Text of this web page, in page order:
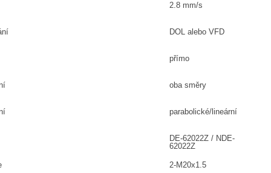
2.8 mm/s
DOL alebo VFD
přímo
oba směry
parabolické/lineární
DE-62022Z / NDE-
62022Z
2-M20x1.5